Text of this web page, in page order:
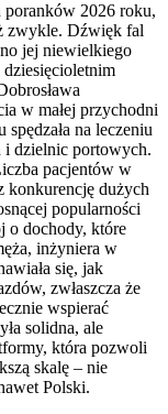
2026 roku,
zwykle. Dźwięk fal
jej niewielkiego
dziesięcioletnim
w małej przychodni
na leczeniu
i dzielnic portowych.
pacjentów w
konkurencję dużych
popularności
o dochody, które
inżyniera w
się, jak
zwłaszcza że
wspierać
solidna, ale
która pozwoli
skalę – nie
Polski.